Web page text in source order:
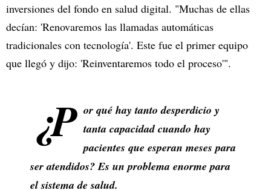
inversiones del fondo en salud digital. "Muchas de ellas
decían: 'Renovaremos las llamadas automáticas
tradicionales con tecnología'. Este fue el primer equipo
que llegó y dijo: 'Reinventaremos todo el proceso'".
¿P or qué hay tanto desperdicio y
tanta capacidad cuando hay
pacientes que esperan meses para
ser atendidos? Es un problema enorme para
el sistema de salud.